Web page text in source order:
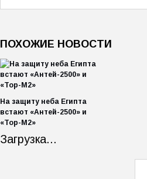
ПОХОЖИЕ НОВОСТИ
На защиту неба Египта
встают «Антей-2500» и
«Тор-М2»
Загрузка...